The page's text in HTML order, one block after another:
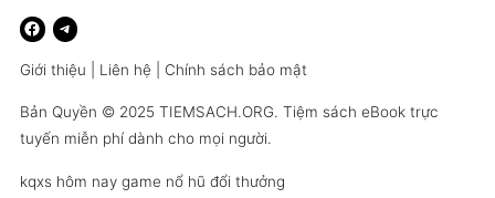
Giới thiệu Liên hệ Chính sách bảo mật
Bản Quyền © 2025 TIEMSACH.ORG. Tiệm sách eBook trực
tuyến miễn phí dành cho mọi người.
kqxs hôm nay game nổ hũ đổi thưởng